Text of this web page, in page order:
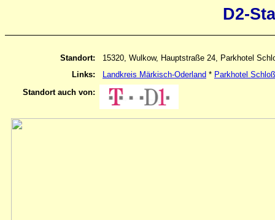
D2-
Standort:
15320, Wulkow, Hauptstraße 24, Parkhotel
Links:
Landkreis Märkisch-Oderland * Parkhotel
Standort auch von: